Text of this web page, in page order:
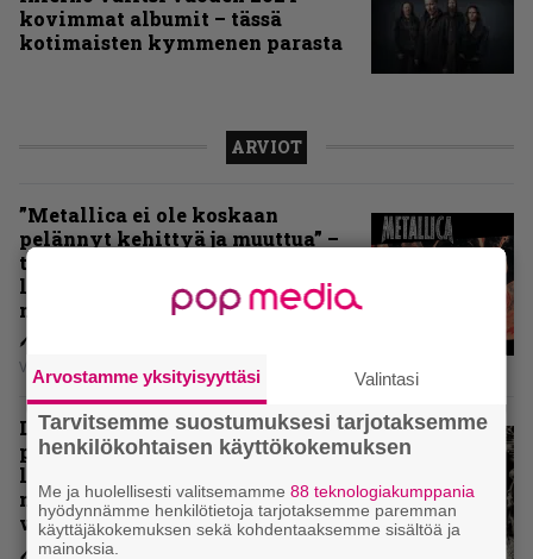
kovimmat albumit – tässä
kotimaisten kymmenen parasta
ARVIOT
”Metallica ei ole koskaan
pelännyt kehittyä ja muuttua” –
tarkistelussa 30 vuotta täyttävä
levy, joka jakaa fanien
mielipiteet
Vesa Siltanen
Levyarvio: Coronerin
paluualbumi 32 vuotta edellisen
levytyksen jälkeen ei voi
mitenkään täyttää odotuksia. Vai
voiko?
Arvostamme yksityisyyttäsi Valintasi
Tarvitsemme suostumuksesi tarjotaksemme
henkilökohtaisen käyttökokemuksen
Me ja huolellisesti valitsemamme88 teknologiakumppania
hyödynnämme henkilötietoja tarjotaksemme paremman
käyttäjäkokemuksen sekä kohdentaaksemme sisältöä ja
mainoksia.